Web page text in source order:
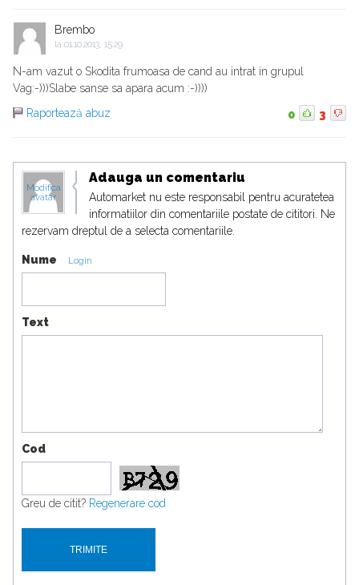
Brembo
la 01.10.2013, 15:29
N-am vazut o Skodita frumoasa de cand au intrat in grupul
Vag:-)))Slabe sanse sa apara acum :-))))
Raportează abuz
0 3
Modifica
avatar
Adauga un comentariu
Automarket nu este responsabil pentru acuratetea
informatiilor din comentariile postate de cititori. Ne
rezervam dreptul de a selecta comentariile.
Nume Login
Text
Cod
Greu de citit? Regenerare cod